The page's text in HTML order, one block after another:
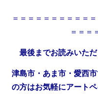
＝＝＝＝＝＝＝＝＝＝
＝＝＝
最後までお読みいた
津島市・あま市・愛西
の方はお気軽にアート